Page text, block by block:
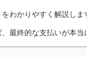
わかりやすく解説しま
最終的な支払いが本